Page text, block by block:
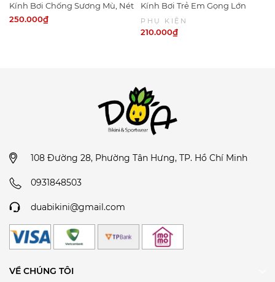
Kính Bơi Chống Sương Mù, Nét
KB1
250.000₫
Kính Bơi Trẻ Em Gọng Lớn
Chống Nước KB13
PHỤ KIỆN
210.000₫
108 Đường 28, Phường Tân Hưng, TP. Hồ Chí Minh
0931848503
duabikini@gmail.com
VỀ CHÚNG TÔI